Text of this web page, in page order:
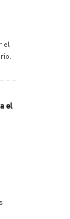
el
el